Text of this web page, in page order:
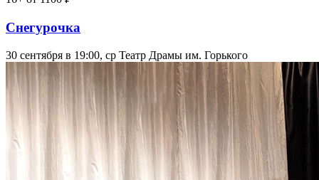
Снегурочка
30 сентября в 19:00, ср Театр Драмы им. Горького